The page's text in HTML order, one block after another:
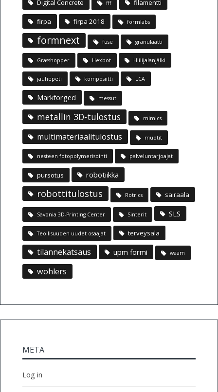
Digital Concrete fff filamentti
firpa firpa 2018 formlabs
formnext fuse granulaatti
Grasshopper Hexbot Hiilijalanjälki
jauhepeti komposiitti LCA
Markforged messut
metallin 3D-tulostus mimics
multimateriaalitulostus muotit
nesteen fotopolymerisointi palveluntarjoajat
pursotus robotiikka
robottitulostus Rotrics sairaala
Savonia 3D-Printing Center Sinterit SLS
Teollisuuden uudet osaajat terveysala
tilannekatsaus upm formi waam
wohlers
META
Log in